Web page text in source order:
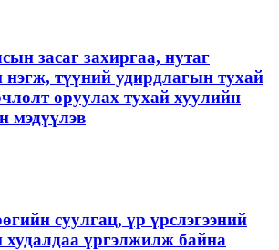
засаг захиргаа, нутаг
нэгж, түүний удирдлагын тухай
оруулах тухай хуулийн
мэдүүлэв
суулгац, үр үрслэгээний
худалдаа үргэлжилж байна